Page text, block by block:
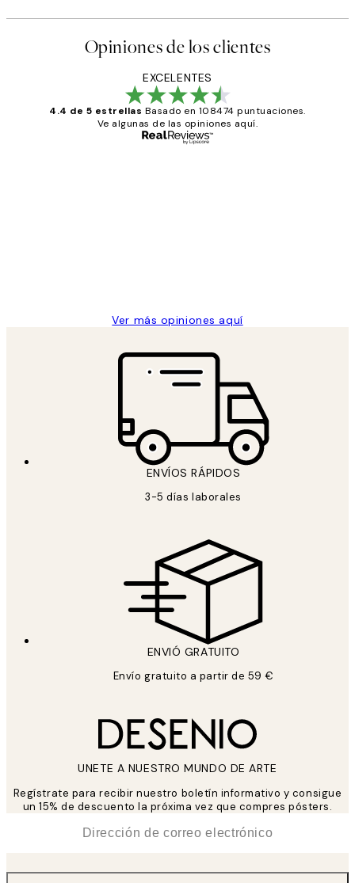
Opiniones de los clientes
EXCELENTES
4.4 de 5 estrellas Basado en 108474 puntuaciones.
Ve algunas de las opiniones aquí.
Ver más opiniones aquí
ENVÍOS RÁPIDOS
3-5 días laborales
ENVIÓ GRATUITO
Envío gratuito a partir de 59 €
UNETE A NUESTRO MUNDO DE ARTE
Regístrate para recibir nuestro boletín informativo y consigue
un 15% de descuento la próxima vez que compres pósters.